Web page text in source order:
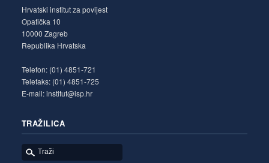
Hrvatski institut za povijest
Opatička 10
10000 Zagreb
Republika Hrvatska
Telefon: (01) 4851-721
Telefaks: (01) 4851-725
E-mail: institut@isp.hr
TRAŽILICA